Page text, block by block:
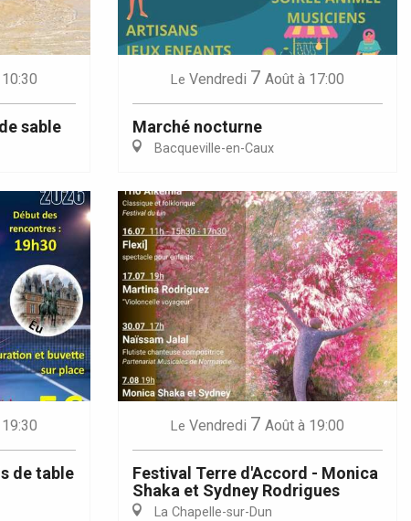
sable
Le Vendredi 7 Août à 17:00
Marché nocturne
Bacqueville-en-Caux
de table
Le Vendredi 7 Août à 19:00
Festival Terre d'Accord - Monica
Shaka et Sydney Rodrigues
La Chapelle-sur-Dun